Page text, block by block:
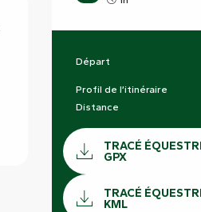
Départ
Profil de l’itinéraire
Distance
TRACÉ
GPX
TRACÉ
KML